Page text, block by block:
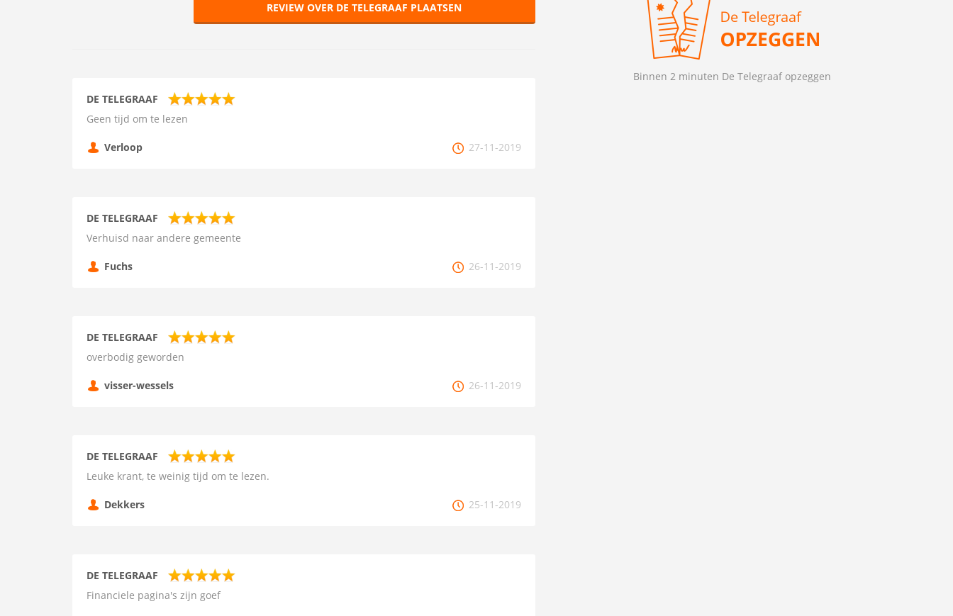
REVIEW OVER DE TELEGRAAF PLAATSEN
DE TELEGRAAF
Geen tijd om te lezen
Verloop 27-11-2019
DE TELEGRAAF
Verhuisd naar andere gemeente
Fuchs 26-11-2019
DE TELEGRAAF
overbodig geworden
visser-wessels 26-11-2019
DE TELEGRAAF
Leuke krant, te weinig tijd om te lezen.
Dekkers 25-11-2019
DE TELEGRAAF
Financiele pagina's zijn goef
Binnen 2 minuten De Telegraaf opzeggen